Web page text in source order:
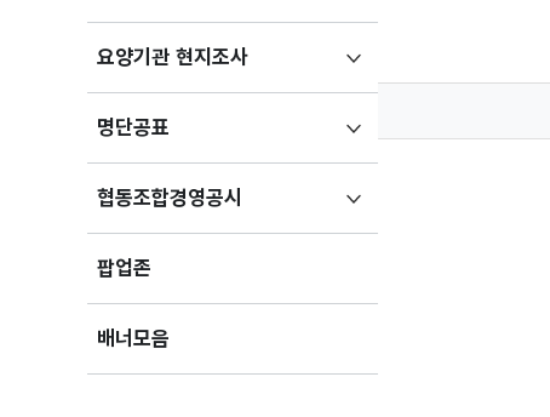
요양기관 현지조사하위메뉴
펼치기
명단공표
펼치기
협동조합경영공시
펼치기
팝업존
배너모음